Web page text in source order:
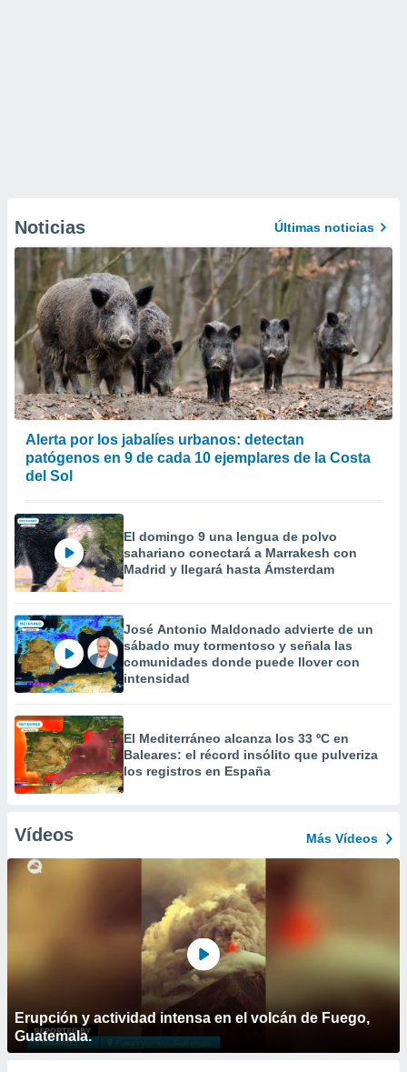
Noticias Últimas noticias
Alerta por los jabalíes urbanos: detectan
patógenos en 9 de cada 10 ejemplares de la Costa
del Sol
El domingo 9 una lengua de polvo
sahariano conectará a Marrakesh con
Madrid y llegará hasta Ámsterdam
José Antonio Maldonado advierte de un
sábado muy tormentoso y señala las
comunidades donde puede llover con
intensidad
El Mediterráneo alcanza los 33 ºC en
Baleares: el récord insólito que pulveriza
los registros en España
Vídeos Más Vídeos
Erupción y actividad intensa en el volcán de Fuego,
Guatemala.